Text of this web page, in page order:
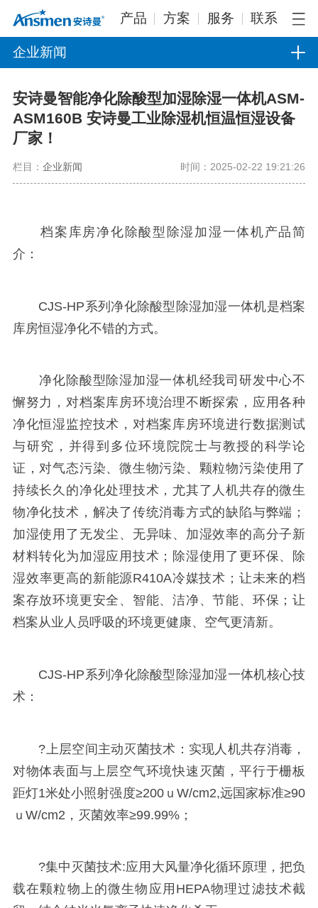
产品 方案 服务 联系
企业新闻
安诗曼智能净化除酸型加湿除湿一体机ASM-
ASM160B 安诗曼工业除湿机恒温恒湿设备
厂家！
栏目： 企业新闻 时间：2025-02-22 19:21:26
档案库房净化除酸型除湿加湿一体机产品简
介：
CJS-HP系列净化除酸型除湿加湿一体机是档案
库房恒湿净化不错的方式。
净化除酸型除湿加湿一体机经我司研发中心不
懈努力，对档案库房环境治理不断探索，应用各种
净化恒湿监控技术，对档案库房环境进行数据测试
与研究，并得到多位环境院院士与教授的科学论
证，对气态污染、微生物污染、颗粒物污染使用了
持续长久的净化处理技术，尤其了人机共存的微生
物净化技术，解决了传统消毒方式的缺陷与弊端；
加湿使用了无发尘、无异味、加湿效率的高分子新
材料转化为加湿应用技术；除湿使用了更环保、除
湿效率更高的新能源R410A冷媒技术；让未来的档
案存放环境更安全、智能、洁净、节能、环保；让
档案从业人员呼吸的环境更健康、空气更清新。
CJS-HP系列净化除酸型除湿加湿一体机核心技
术：
?上层空间主动灭菌技术：实现人机共存消毒，
对物体表面与上层空气环境快速灭菌，平行于栅板
距灯1米处小照射强度≥200ｕW/cm2,远国家标准≥90
ｕW/cm2，灭菌效率≥99.99%；
?集中灭菌技术:应用大风量净化循环原理，把负
载在颗粒物上的微生物应用HEPA物理过滤技术截